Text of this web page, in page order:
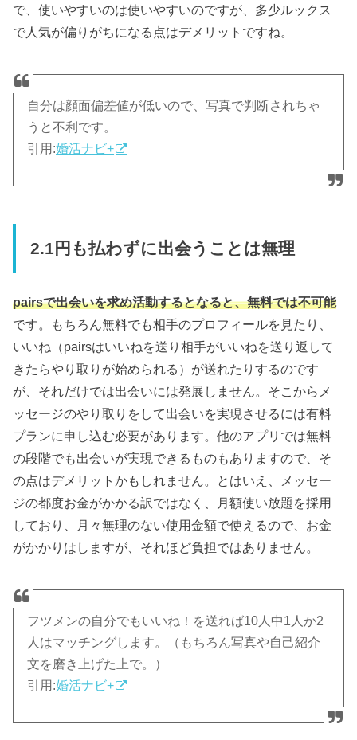
で、使いやすいのは使いやすいのですが、多少ルックス
で人気が偏りがちになる点はデメリットですね。
自分は顔面偏差値が低いので、写真で判断されちゃ
うと不利です。
引用:婚活ナビ+
2.1円も払わずに出会うことは無理
pairsで出会いを求め活動するとなると、無料では不可能
です。もちろん無料でも相手のプロフィールを見たり、
いいね（pairsはいいねを送り相手がいいねを送り返して
きたらやり取りが始められる）が送れたりするのです
が、それだけでは出会いには発展しません。そこからメ
ッセージのやり取りをして出会いを実現させるには有料
プランに申し込む必要があります。他のアプリでは無料
の段階でも出会いが実現できるものもありますので、そ
の点はデメリットかもしれません。とはいえ、メッセー
ジの都度お金がかかる訳ではなく、月額使い放題を採用
しており、月々無理のない使用金額で使えるので、お金
がかかりはしますが、それほど負担ではありません。
フツメンの自分でもいいね！を送れば10人中1人か2
人はマッチングします。（もちろん写真や自己紹介
文を磨き上げた上で。）
引用:婚活ナビ+